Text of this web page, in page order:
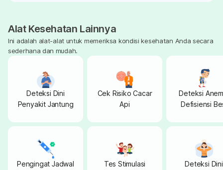
Alat Kesehatan Lainnya
Ini adalah alat-alat untuk memeriksa kondisi kesehatan Anda secara
sederhana dan mudah.
Deteksi Dini
Penyakit Jantung
Cek Risiko Cacar
Api
Pengingat Jadwal Tes Stimulasi
Deteksi
Defisiensi
Deteksi Dini